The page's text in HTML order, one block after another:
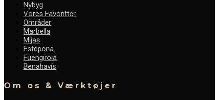
Nybyg
Vores Favoritter
Områder
Marbella
Mijas
Estepona
Fuengirola
Benahavís
Om os & Værktøjer